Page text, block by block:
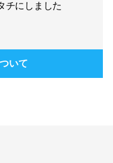
チにしました
いて